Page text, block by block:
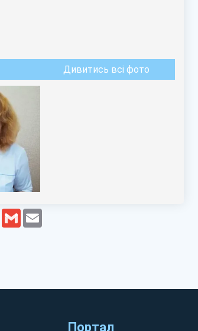
Дивитись всі фото
WhatsApp
Gmail
Портал